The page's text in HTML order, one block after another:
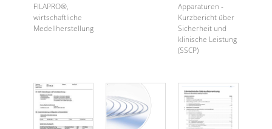
FILAPRO®,
wirtschaftliche
Medellherstellung
Apparaturen -
Kurzbericht über
Sicherheit und
klinische Leistung
(SSCP)